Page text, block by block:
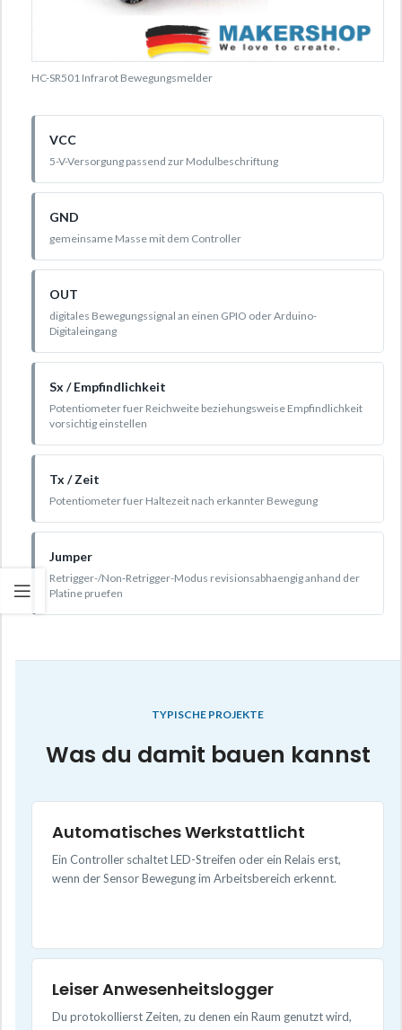
HC-SR501 Infrarot Bewegungsmelder
VCC
5-V-Versorgung passend zur Modulbeschriftung
GND
gemeinsame Masse mit dem Controller
OUT
digitales Bewegungssignal an einen GPIO oder Arduino-
Digitaleingang
Sx / Empfindlichkeit
Potentiometer fuer Reichweite beziehungsweise Empfindlichkeit
vorsichtig einstellen
Tx / Zeit
Potentiometer fuer Haltezeit nach erkannter Bewegung
Jumper
Retrigger-/Non-Retrigger-Modus revisionsabhaengig anhand der
Platine pruefen
TYPISCHE PROJEKTE
Was du damit bauen kannst
Automatisches Werkstattlicht
Ein Controller schaltet LED-Streifen oder ein Relais erst,
wenn der Sensor Bewegung im Arbeitsbereich erkennt.
Leiser Anwesenheitslogger
Du protokollierst Zeiten, zu denen ein Raum genutzt wird,